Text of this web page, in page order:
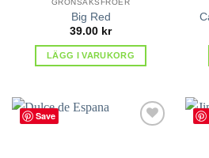
GRÖNSAKSFRÖER
Big Red
39.00 kr
LÄGG I VARUKORG
Save